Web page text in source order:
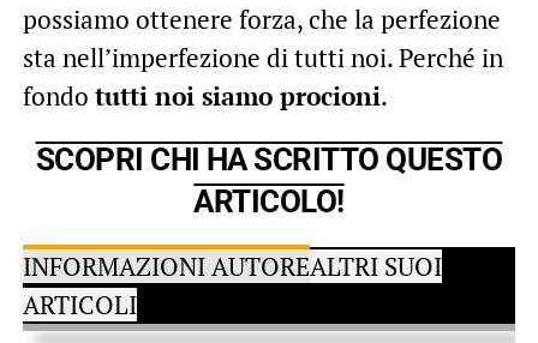
possiamo ottenere forza, che la perfezione
sta nell’imperfezione di tutti noi. Perché in
fondo tutti noi siamo procioni.
SCOPRI CHI HA SCRITTO QUESTO
ARTICOLO!
INFORMAZIONI AUTOREALTRI SUOI
ARTICOLI